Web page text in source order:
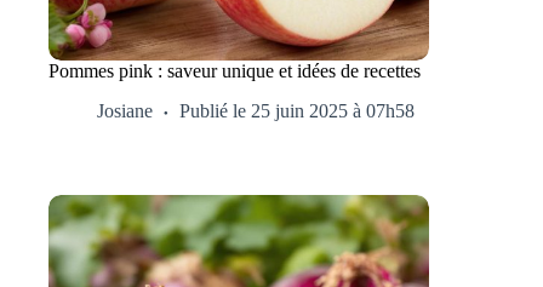
Pommes pink : saveur unique et idées de recettes
Josiane
Publié le 25 juin 2025 à 07h58